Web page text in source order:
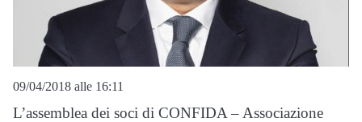
09/04/2018 alle 16:11
L’assemblea dei soci di CONFIDA – Associazione